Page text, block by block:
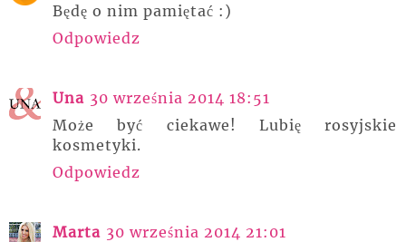
Będę o nim pamiętać :)
Odpowiedz
Una 30 września 2014 18:51
Może być ciekawe! Lubię rosyjskie
kosmetyki.
Odpowiedz
Marta 30 września 2014 21:01